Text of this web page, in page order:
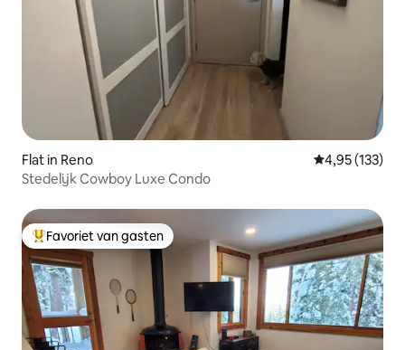
Flat in Reno Gemiddelde
4,95 (133)
Stedelijk Cowboy Luxe Condo
Topfavoriet van gasten
Favoriet van gasten